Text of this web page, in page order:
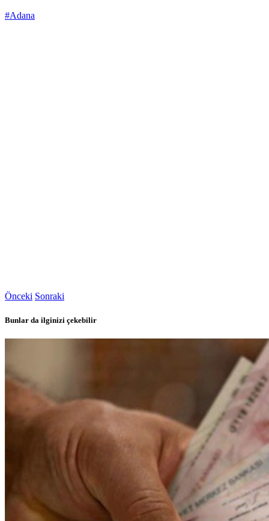
#Adana
Önceki Sonraki
Bunlar da ilginizi çekebilir